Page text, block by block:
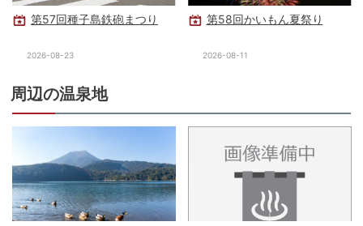
第57回種子島鉄砲まつり
2026-08-23
第58回かいもん夏祭り
2026-08-11
周辺の温泉地